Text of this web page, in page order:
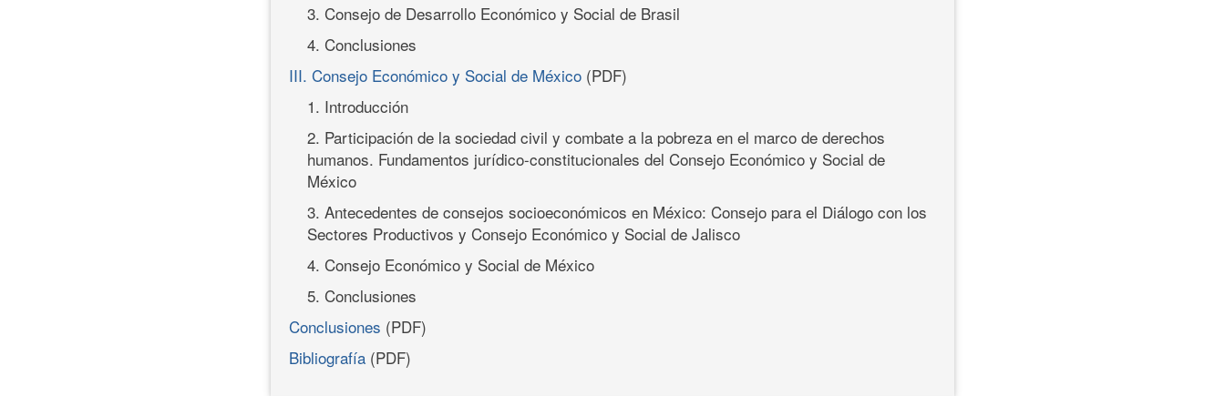
3. Consejo de Desarrollo Económico y Social de Brasil
4. Conclusiones
III. Consejo Económico y Social de México (PDF)
1. Introducción
2. Participación de la sociedad civil y combate a la pobreza en el marco de derechos
humanos. Fundamentos jurídico-constitucionales del Consejo Económico y Social de
México
3. Antecedentes de consejos socioeconómicos en México: Consejo para el Diálogo con los
Sectores Productivos y Consejo Económico y Social de Jalisco
4. Consejo Económico y Social de México
5. Conclusiones
Conclusiones (PDF)
Bibliografía (PDF)